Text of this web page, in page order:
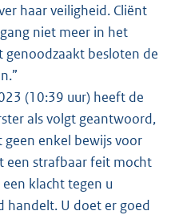
haar veiligheid. Cliënt
niet meer in het
besloten de
(10:39 uur) heeft de
als volgt geantwoord,
geen enkel bewijs voor
een strafbaar feit mocht
klacht tegen u
handelt. U doet er goed